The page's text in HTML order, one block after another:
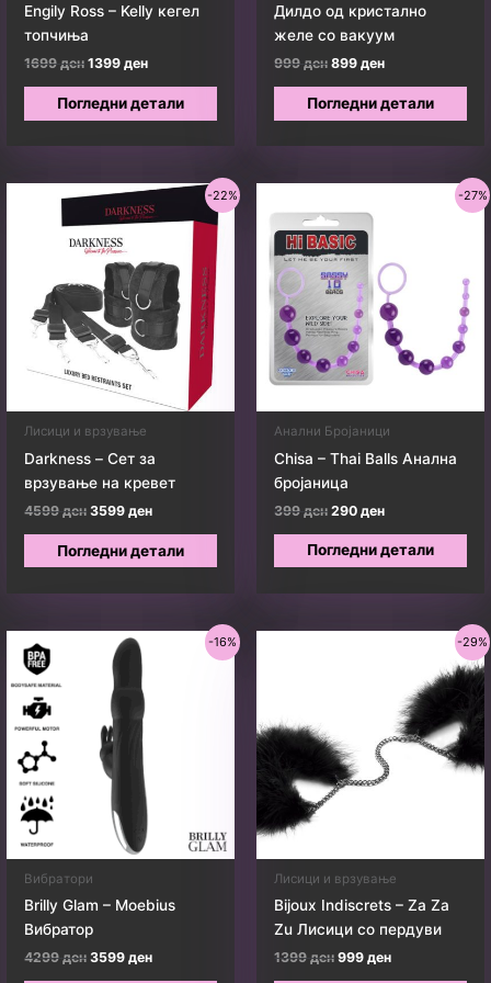
Engily Ross – Kelly кегел
топчиња
1699ден Original
was:
1699 ден.
1399денCurrent
is:
Погледни детали
Дилдо од кристално
желе со вакуум
999ден Original
was:
999 ден.
899денCurrent
is:
899 ден.
Погледни детали
-22%
Лисици и врзување
Darkness – Сет за
врзување на кревет
4599ден Original
was:
4599 ден.
3599денCurrent
is:
3599 ден.
Погледни детали
-27%
Анални Бројаници
Chisa – Thai Balls Анална
бројаница
399ден Original
was:
399 ден.
290денCurrent
is:
290 ден.
Погледни детали
-16%
Вибратори
Brilly Glam – Moebius
Вибратор
4299ден Original
3599денCurrent
-29%
Лисици и врзување
Bijoux Indiscrets – Za Za
Zu Лисици со пердуви
1399ден Original
999денCurrent